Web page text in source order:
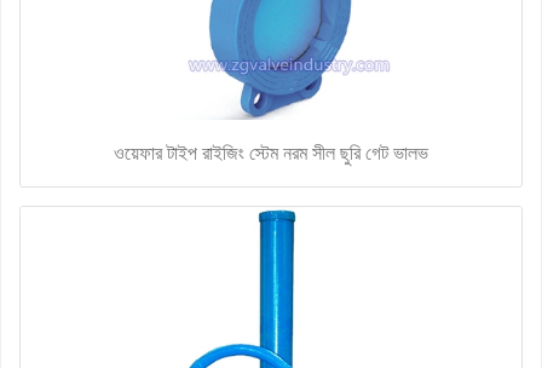
ওয়েফার টাইপ রাইজিং স্টেম নরম সীল ছুরি গেট ভালভ